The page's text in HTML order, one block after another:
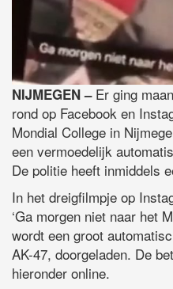
NIJMEGEN –Er ging
rond op Facebook en
Mondial College in
een vermoedelijk
De politie heeft inmiddels
In het dreigfilmpje op
‘Ga morgen niet naar het
wordt een groot
AK-47, doorgeladen. De
hieronder online.